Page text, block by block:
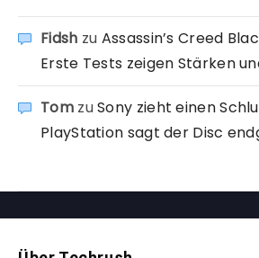
Fidsh zu Assassin’s Creed
Erste Tests zeigen Stärken
TomzuSony zieht einen
PlayStation sagt der Disc